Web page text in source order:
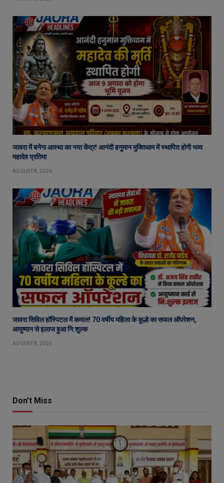
जावरा में बनेगा आस्था का नया केंद्र! आनंदी हनुमान मुक्तिधाम में स्थापित होगी भव्य
महादेव प्रतिमा
AUGUST 8, 2026
जावरा सिविल हॉस्पिटल में कमाल! 70 वर्षीय महिला के कूल्हे का सफल ऑपरेशन,
आयुष्मान से इलाज हुआ नि:शुल्क
AUGUST 8, 2026
Don't Miss